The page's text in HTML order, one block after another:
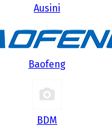
Ausini
Baofeng
BDM